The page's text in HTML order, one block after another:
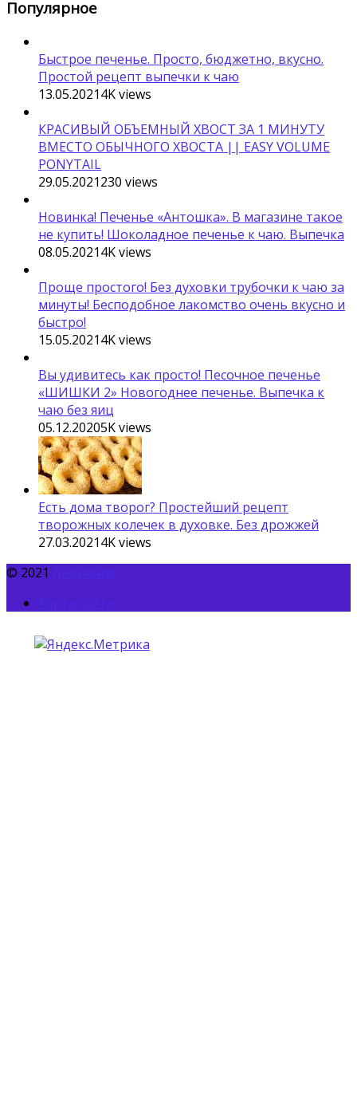
Популярное
Быстрое печенье. Просто, бюджетно, вкусно.
Простой рецепт выпечки к чаю
13.05.20214Kviews
КРАСИВЫЙ ОБЪЕМНЫЙ ХВОСТ ЗА 1 МИНУТУ
ВМЕСТО ОБЫЧНОГО ХВОСТА || EASY VOLUME
PONYTAIL
29.05.2021230 views
Новинка! Печенье «Антошка». В магазине такое
не купить! Шоколадное печенье к чаю. Выпечка
08.05.20214Kviews
Проще простого! Без духовки трубочки к чаю за
минуты! Бесподобное лакомство очень вкусно и
быстро!
15.05.20214Kviews
Вы удивитесь как просто! Песочное печенье
«ШИШКИ 2» Новогоднее печенье. Выпечка к
чаю без яиц
05.12.20205Kviews
Есть дома творог? Простейший рецепт
творожных колечек в духовке. Без дрожжей
27.03.20214Kviews
© 2021